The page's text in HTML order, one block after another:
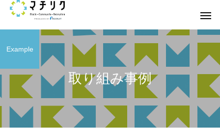
取り組み事例
Example